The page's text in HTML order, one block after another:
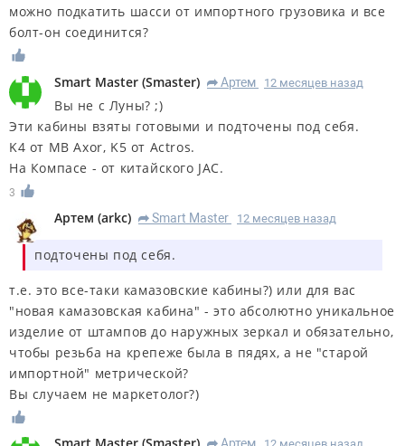
можно подкатить шасси от импортного грузовика и все
болт-он соединится?
Smart Master (Smaster) R Артем 12 месяцев назад
Вы не с Луны? ;)
Эти кабины взяты готовыми и подточены под себя.
K4 от MB Axor, K5 от Actros.
На Компасе - от китайского JAC.
3
Артем (arkc) R Smart Master 12 месяцев назад
подточены под себя.
т.е. это все-таки камазовские кабины?) или для вас
"новая камазовская кабина" - это абсолютно уникальное
изделие от штампов до наружных зеркал и обязательно,
чтобы резьба на крепеже была в пядях, а не "старой
импортной" метрической?
Вы случаем не маркетолог?)